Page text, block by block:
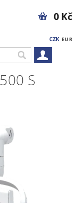
CZK EUR
0 Kč
S